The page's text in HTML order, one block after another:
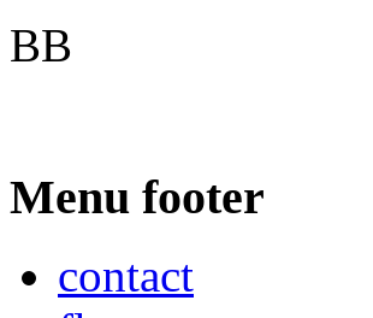
BB
Menu footer
contact